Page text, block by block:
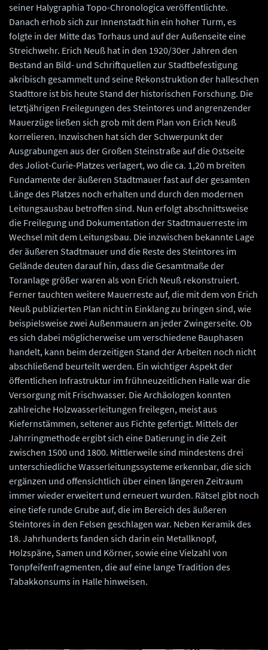
seiner Halygraphia Topo-Chronologica veröffentlichte.
Danach erhob sich zur Innenstadt hin ein hoher Turm, es
folgte in der Mitte das Torhaus und auf der Außenseite eine
Streichwehr. Erich Neuß hat in den 1920/30er Jahren den
Bestand an Bild- und Schriftquellen zur Stadtbefestigung
akribisch gesammelt und seine Rekonstruktion der halleschen
Stadttore ist bis heute Stand der historischen Forschung. Die
letztjährigen Freilegungen des Steintores und angrenzender
Mauerzüge ließen sich grob mit dem Plan von Erich Neuß
korrelieren. Inzwischen hat sich der Schwerpunkt der
Ausgrabungen aus der Großen Steinstraße auf die Ostseite
des Joliot-Curie-Platzes verlagert, wo die ca. 1,20 m breiten
Fundamente der äußeren Stadtmauer fast auf der gesamten
Länge des Platzes noch erhalten und durch den modernen
Leitungsausbau betroffen sind. Nun erfolgt abschnittsweise
die Freilegung und Dokumentation der Stadtmauerreste im
Wechsel mit dem Leitungsbau. Die inzwischen bekannte Lage
der äußeren Stadtmauer und die Reste des Steintores im
Gelände deuten darauf hin, dass die Gesamtmaße der
Toranlage größer waren als von Erich Neuß rekonstruiert.
Ferner tauchten weitere Mauerreste auf, die mit dem von Erich
Neuß publizierten Plan nicht in Einklang zu bringen sind, wie
beispielsweise zwei Außenmauern an jeder Zwingerseite. Ob
es sich dabei möglicherweise um verschiedene Bauphasen
handelt, kann beim derzeitigen Stand der Arbeiten noch nicht
abschließend beurteilt werden. Ein wichtiger Aspekt der
öffentlichen Infrastruktur im frühneuzeitlichen Halle war die
Versorgung mit Frischwasser. Die Archäologen konnten
zahlreiche Holzwasserleitungen freilegen, meist aus
Kiefernstämmen, seltener aus Fichte gefertigt. Mittels der
Jahrringmethode ergibt sich eine Datierung in die Zeit
zwischen 1500 und 1800. Mittlerweile sind mindestens drei
unterschiedliche Wasserleitungssysteme erkennbar, die sich
ergänzen und offensichtlich über einen längeren Zeitraum
immer wieder erweitert und erneuert wurden. Rätsel gibt noch
eine tiefe runde Grube auf, die im Bereich des äußeren
Steintores in den Felsen geschlagen war. Neben Keramik des
18. Jahrhunderts fanden sich darin ein Metallknopf,
Holzspäne, Samen und Körner, sowie eine Vielzahl von
Tonpfeifenfragmenten, die auf eine lange Tradition des
Tabakkonsums in Halle hinweisen.